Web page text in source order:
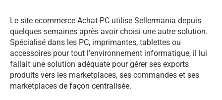
Le site ecommerce Achat-PC utilise Sellermania depuis
quelques semaines après avoir choisi une autre solution.
Spécialisé dans les PC, imprimantes, tablettes ou
accessoires pour tout l’environnement informatique, il lui
fallait une solution adéquate pour gérer ses exports
produits vers les marketplaces, ses commandes et ses
marketplaces de façon centralisée.